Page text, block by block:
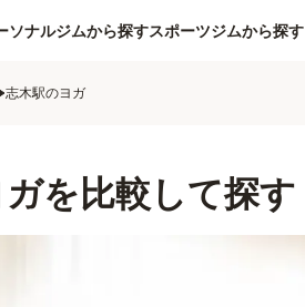
ソナルジムから探すスポーツジムから探す
志木駅のヨガ
を比較して探す